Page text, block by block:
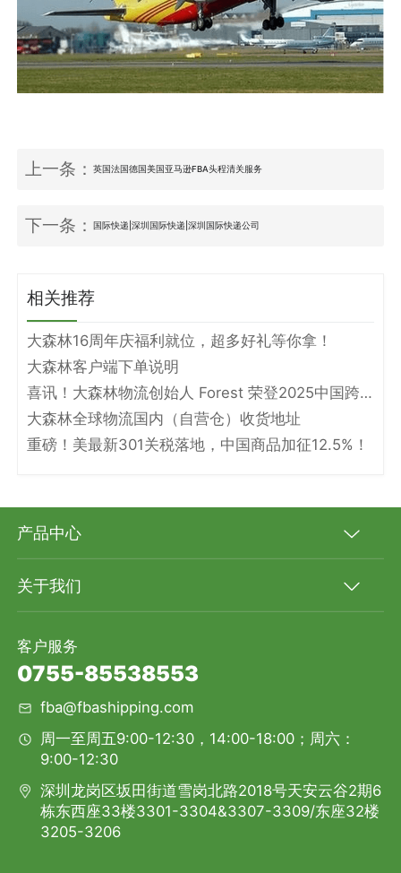
上一条：英国法国德国美国亚马逊FBA头程清关服务
下一条：国际快递|深圳国际快递|深圳国际快递公司
相关推荐
大森林16周年庆福利就位，超多好礼等你拿！
大森林客户端下单说明
喜讯！大森林物流创始人 Forest 荣登2025中国跨境电商物流名人堂！
大森林全球物流国内（自营仓）收货地址
重磅！美最新301关税落地，中国商品加征12.5%！
产品中心
关于我们
客户服务
0755-85538553
fba@fbashipping.com
周一至周五9:00-12:30，14:00-18:00；周六：
9:00-12:30
深圳龙岗区坂田街道雪岗北路2018号天安云谷2期6
栋东西座33楼3301-3304&3307-3309/东座32楼
3205-3206